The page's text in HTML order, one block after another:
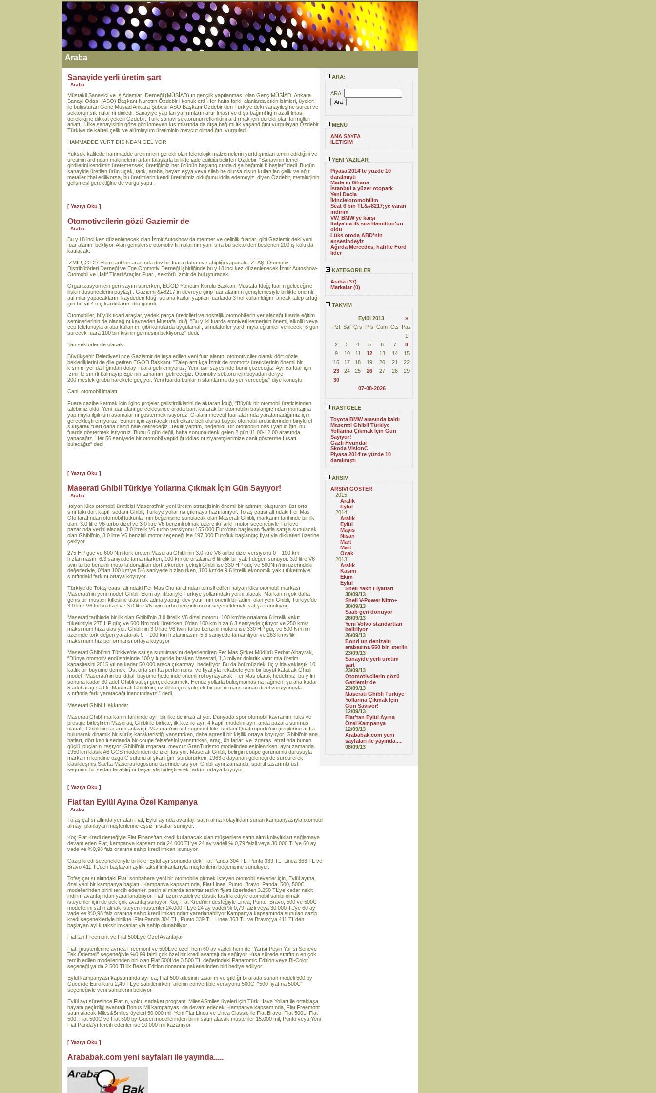
Araba
ARA:
ARA:
MENU
ANA SAYFA
ILETISIM
YENI YAZILAR
Piyasa 2014'te yüzde 10
daralmıştı
Made in Ghana
İstanbul a yüzer otopark
Yeni Dacia
İkincielotomobilim
Seat 6 bin TL&#8217;ye varan
indirim
VW, BMW'ye karşı
İtalya'da ilk sıra Hamilton'un
oldu
Lüks otoda ABD'nin
ensesindeyiz
Ağırda Mercedes, hafifte Ford
lider
KATEGORILER
Araba (37)
Markalar (0)
TAKVIM
Eylül 2013
»
Pzt Sal Çrş Prş Cum Cts
Paz
1
2
3 4 5 6 7
8
9
10 11 12 13 14
15
16
17 18 19 20 21
22
23
24 25 26 27 28
29
30
07-08-2026
RASTGELE
Toyota BMW arasında kaldı
Maserati Ghibli Türkiye
Yollarına Çıkmak İçin Gün
Sayıyor!
Gazlı Hyundai
Skoda VisionC
Piyasa 2014'te yüzde 10
daralmıştı
ARSIV
ARSIVI GOSTER
2015
Aralık
Eylül
2014
Aralık
Eylül
Mayıs
Nisan
Mart
Mart
Ocak
2013
Aralık
Kasım
Ekim
Eylül
Shell Yakıt Fiyatları
30/09/13
Shell V-Power Nitro+
30/09/13
Saab geri dönüyor
26/09/13
Yeni Volvo standartları
belirliyor
26/09/13
Bond un denizaltı
arabasına 550 bin sterlin
23/09/13
Sanayide yerli üretim
şart
23/09/13
Otomotivcilerin gözü
Gaziemir de
23/09/13
Maserati Ghibli Türkiye
Yollarına Çıkmak İçin
Gün Sayıyor!
12/09/13
Fiat’tan Eylül Ayına
Özel Kampanya
12/09/13
Arababak.com yeni
sayfaları ile yayında.....
08/09/13
Sanayide yerli üretim şart
- Araba
Müstakil Sanayici ve İş Adamları Derneği (MÜSİAD) ın gençlik yapılanması olan Genç MÜSİAD, Ankara
Sanayi Odası (ASO) Başkanı Nurettin Özdebir i konuk etti. Her hafta farklı alanlarda etkin isimleri, üyeleri
ile buluşturan Genç Müsiad Ankara Şubesi, ASO Başkanı Özdebir den Türkiye deki sanayileşme süreci ve
sektörün sıkıntılarını dinledi. Sanayiye yapılan yatırımların artırılması ve dışa bağımlılığın azaltılması
gerektiğine dikkat çeken Özdebir, Türk sanayi sektörünün etkinliğini arttırmak için gerekli olan formülleri
anlattı. Ülke sanayisinin göze görünmeyen kısımlarında da dışa bağımlılık yaşandığını vurgulayan Özdebir,
Türkiye de kaliteli çelik ve alüminyum üretiminin mevcut olmadığını vurguladı.
HAMMADDE YURT DIŞINDAN GELİYOR
Yüksek kalitede hammadde üretimi için gerekli olan teknolojik malzemelerin yurtdışından temin edildiğini ve
üretimin ardından makinelerin artan talaşlarla birlikte iade edildiği belirten Özdebir, "Sanayinin temel
girdilerini kendimiz üretemezsek, ürettiğimiz her ürünün başlangıcında dışa bağımlılık başlar" dedi. Bugün
sanayide üretilen ürün uçak, tank, araba, beyaz eşya veya silah ne olursa olsun kullanılan çelik ve ağır
metaller ithal ediliyorsa, bu üretimlerin kendi üretimimiz olduğunu iddia edemeyiz, diyen Özdebir, metalurjinin
gelişmesi gerektiğine de vurgu yaptı.
[ Yazıyı Oku ]
Otomotivcilerin gözü Gaziemir de
- Araba
Bu yıl 8 inci kez düzenlenecek olan İzmir Autoshow da mermer ve gelinlik fuarları gibi Gaziemir deki yeni
fuar alanını bekliyor. Alan genişlerse otomotiv firmalarının yanı sıra bu sektörden beslenen 200 iş kolu da
katılacak.
İZMİR, 22-27 Ekim tarihleri arasında dev bir fuara daha ev sahipliği yapacak. İZFAŞ, Otomotiv
Distribütörleri Derneği ve Ege Otomotiv Derneği işbirliğinde bu yıl 8 inci kez düzenlenecek İzmir Autoshow-
Otomobil ve Hafif Ticari Araçlar Fuarı, sektörü İzmir de buluşturacak.
Organizasyon için geri sayım sürerken, EGOD Yönetim Kurulu Başkanı Mustafa İduğ, fuarın geleceğine
ilişkin düşüncelerini paylaştı. Gaziemir&#8217;in devreye girip fuar alanının genişlemesiyle birlikte önemli
atılımlar yapacaklarını kaydeden İduğ, şu ana kadar yapılan fuarlarda 3 hol kullanıldığını ancak talep arttığı
için bu yıl 4 e çıkardıklarını dile getirdi.
Otomobiller, büyük ticari araçlar, yedek parça üreticileri ve nostaljik otomobillerin yer alacağı fuarda eğitim
seminerlerinin de olacağını kaydeden Mustafa İduğ, "Bu yılki fuarda emniyeti kemerinin önemi, alkollü veya
cep telefonuyla araba kullanımı gibi konularda uygulamalı, simülatörler yardımıyla eğitimler verilecek. 6 gün
sürecek fuara 100 bin kişinin gelmesini bekliyoruz" dedi.
Yan sektörler de olacak
Büyükşehir Belediyesi nce Gaziemir de inşa edilen yeni fuar alanını otomotivciler olarak dört gözle
beklediklerini de dile getiren EGOD Başkanı, "Talep arttıkça İzmir de otomotiv üreticilerinin önemli bir
kısmını yer darlığından dolayı fuara getiremiyoruz. Yeni fuar sayesinde bunu çözeceğiz. Ayrıca fuar için
İzmir le sınırlı kalmayıp Ege nin tamamını getireceğiz. Otomotiv sektörü için boyadan deriye
200 meslek grubu harekete geçiyor. Yeni fuarda bunların stantlarına da yer vereceğiz" diye konuştu.
Canlı otomobil imalatı
Fuara cazibe katmak için ilginç projeler geliştirdiklerini de aktaran İduğ, "Büyük bir otomobil üreticisinden
talebimiz oldu. Yeni fuar alanı gerçekleşince orada bant kurarak bir otomobilin başlangıcından montajına
yapımıyla ilgili tüm aşamalarını göstermek istiyoruz. O alanı mevcut fuar alanında yaratamadığımız için
gerçekleştiremiyoruz. Bunun için ayrılacak metrekare belli olursa büyük otomobil üreticilerinden biriyle el
sıkışarak fuarı daha cazip hale getireceğiz. Teklifi yaptım, beğenildi. Bir otomobilin nasıl yapıldığını bu
fuarda göstermek istiyoruz. Bunu 6 gün değil, hafta sonuna denk gelen 2 gün 11.00-12.00 arasında
yapacağız. Her 56 saniyede bir otomobil yapıldığı iddiasını ziyaretçilerimize canlı gösterme fırsatı
bulacağız" dedi.
[ Yazıyı Oku ]
Maserati Ghibli Türkiye Yollarına Çıkmak İçin Gün Sayıyor!
- Araba
İtalyan lüks otomobil üreticisi Maserati’nin yeni üretim stratejisinin önemli bir adımını oluşturan, üst orta
sınıftaki dört kapılı sedanı Ghibli, Türkiye yollarına çıkmaya hazırlanıyor. Tofaş çatısı altındaki Fer Mas
Oto tarafından otomobil tutkunlarının beğenisine sunulacak olan Maserati Ghibli, markanın tarihinde bir ilk
olan, 3.0 litre V6 turbo dizel ve 3.0 litre V6 benzinli olmak üzere iki farklı motor seçeneğiyle Türkiye
pazarında yerini alacak. 3.0 litrelik V6 turbo versiyonu 155.000 Euro’dan başlayan fiyatla satışa sunulacak
olan Ghibli’nin, 3.0 litre V6 benzinli motor seçeneği ise 197.000 Euro’luk başlangıç fiyatıyla dikkatleri üzerine
çekiyor.
275 HP güç ve 600 Nm tork üreten Maserati Ghibli’nin 3.0 litre V6 turbo dizel versiyonu 0 – 100 km
hızlanmasını 6.3 saniyede tamamlarken, 100 km’de ortalama 6 litrelik bir yakıt değeri sunuyor. 3.0 litre V6
twin turbo benzinli motorla donatılan dört tekerden çekişli Ghibli ise 330 HP güç ve 500Nm’nin üzerindeki
değerleriyle, 0’dan 100 km’ye 5.6 saniyede hızlanırken, 100 km’de 9.6 litrelik ekonomik yakıt tüketimiyle
sınıfındaki farkını ortaya koyuyor.
Türkiye’de Tofaş çatısı altındaki Fer Mas Oto tarafından temsil edilen İtalyan lüks otomobil markası
Maserati’nin yeni modeli Ghibli, Ekim ayı itibariyle Türkiye yollarındaki yerini alacak. Markanın çok daha
geniş bir müşteri kitlesine ulaşmak adına yaptığı dev yatırımın önemli bir adımı olan yeni Ghibli, Türkiye’de
3.0 litre V6 turbo dizel ve 3.0 litre V6 twin-turbo benzinli motor seçenekleriyle satışa sunuluyor.
Maserati tarihinde bir ilk olan Ghibli’nin 3.0 litrelik V6 dizel motoru, 100 km’de ortalama 6 litrelik yakıt
tüketimiyle 275 HP güç ve 600 Nm tork üretirken, 0’dan 100 km hıza 6.3 saniyede çıkıyor ve 250 km/s
maksimum hıza ulaşıyor. Ghibli’nin 3.0 litre V6 twin-turbo benzinli motoru ise 330 HP güç ve 500 Nm’nin
üzerinde tork değeri yaratarak 0 – 100 km hızlanmasını 5.6 saniyede tamamlıyor ve 263 km/s’lik
maksimum hız performansı ortaya koyuyor.
Maserati Ghibli’nin Türkiye’de satışa sunulmasını değerlendiren Fer Mas Şirket Müdürü Ferhat Albayrak,
“Dünya otomotiv endüstrisinde 100 yılı geride bırakan Maserati, 1,3 milyar dolarlık yatırımla üretim
kapasitesini 2015 yılına kadar 50.000 araca çıkarmayı hedefliyor. Bu da önümüzdeki üç yılda yaklaşık 10
katlık bir büyüme demek. Üst orta sınıfta performansı ve fiyatıyla rekabete yeni bir boyut katacak Ghibli
modeli, Maserati’nin bu iddialı büyüme hedefinde önemli rol oynayacak. Fer Mas olarak hedefimiz, bu yılın
sonuna kadar 30 adet Ghibli satışı gerçekleştirmek. Henüz yollarla buluşmamasına rağmen, şu ana kadar
5 adet araç sattık. Maserati Ghibli’nin, özellikle çok yüksek bir performans sunan dizel versiyonuyla
sınıfında fark yaratacağı inancındayız.” dedi.
Maserati Ghibli Hakkında:
Maserati Ghibli markanın tarihinde ayrı bir ilke de imza atıyor. Dünyada spor otomobil kavramını lüks ve
prestijle birleştiren Maserati, Ghibli ile birlikte, ilk kez iki ayrı 4 kapılı modelini aynı anda pazara sunmuş
olacak. Ghibli’nin tasarım anlayışı, Maserati’nin üst segment lüks sedanı Quattroporte’nin çizgilerine atıfta
bulunarak dinamik bir sürüş karakteristiği yansıtırken, daha agresif bir kişilik ortaya koyuyor. Ghibli’nin ana
hatları, dört kapılı sedanda bir coupe felsefesini yansıtırken, araç, ön farları ve ızgarası etrafında bunun
güçlü ipuçlarını taşıyor. Ghibli’nin ızgarası, mevcut GranTurismo modelinden esinlenirken, aynı zamanda
1950’leri klasik A6 GCS modelinden de izler taşıyor. Maserati Ghibli, belirgin coupe görünümlü duruşuyla
markanın kendine özgü C sütunu alışkanlığını sürdürürken, 1963’e dayanan geleneği de sürdürerek,
klasikleşmiş Saetta Maserati logosunu üzerinde taşıyor. Ghibli aynı zamanda, sportif tasarımla üst
segment bir sedan ferahlığını başarıyla birleştirerek farkını ortaya koyuyor.
[ Yazıyı Oku ]
Fiat’tan Eylül Ayına Özel Kampanya
- Araba
Tofaş çatısı altında yer alan Fiat, Eylül ayında avantajlı satın alma kolaylıkları sunan kampanyasıyla otomobil
almayı planlayan müşterilerine eşsiz fırsatlar sunuyor.
Koç Fiat Kredi desteğiyle Fiat Finans’tan kredi kullanacak olan müşterilere satın alım kolaylıkları sağlamaya
devam eden Fiat, kampanya kapsamında 24.000 TL’ye 24 ay vadeli % 0,79 faizli veya 30.000 TL’ye 60 ay
vade ve %0,98 faiz oranına sahip kredi imkanı sunuyor.
Cazip kredi seçenekleriyle birlikte, Eylül ayı sonunda dek Fiat Panda 304 TL, Punto 339 TL, Linea 363 TL ve
Bravo 411 TL’den başlayan aylık taksit imkanlarıyla müşterilerin beğenisine sunuluyor.
Tofaş çatısı altındaki Fiat, sonbahara yeni bir otomobille girmek isteyen otomobil severler için, Eylül ayına
özel yeni bir kampanya başlattı. Kampanya kapsamında, Fiat Linea, Punto, Bravo, Panda, 500, 500C
modellerinden birini tercih edenler, peşin alımlarda anahtar teslim fiyatı üzerinden 3.250 TL’ye kadar nakit
indirim avantajından yararlanabiliyor. Fiat, uzun vadeli ve düşük faizli krediyle otomobil sahibi olmak
isteyenler için de pek çok avantaj sunuyor. Koç Fiat Kredi’nin desteğiyle Linea, Punto, Bravo, 500 ve 500C
modellerini satın almak isteyen müşteriler 24.000 TL’ye 24 ay vadeli % 0,79 faizli veya 30.000 TL’ye 60 ay
vade ve %0,98 faiz oranına sahip kredi imkanından yararlanabiliyor.Kampanya kapsamında sunulan cazip
kredi seçenekleriyle birlikte, Fiat Panda 304 TL, Punto 339 TL, Linea 363 TL ve Bravo;’ya 411 TL’den
başlayan aylık taksit imkanlarıyla sahip olunabiliyor.
Fiat’tan Freemont ve Fiat 500L’ye Özel Avantajlar
Fiat, müşterilerine ayrıca Freemont ve 500L’ye özel, hem 60 ay vadeli hem de “Yarısı Peşin Yarısı Seneye
Tek Ödemeli” seçeneğiyle %0,99 faizli çok özel bir kredi avantajı da sağlıyor. Kısa sürede sınıfının en çok
tercih edilen modellerinden biri olan Fiat 500L’de 3.500 TL değerindeki Panaromic Edition veya Bi-Color
seçeneği ya da 2.500 TL’lik Beats Edition donanım paketlerinden biri hediye ediliyor.
Eylül kampanyası kapsamında ayrıca, Fiat 500 ailesinin tasarım ve şıklığı birarada sunan modeli 500 by
Gucci’de Euro kuru 2,49 TL’ye sabitlenirken, ailenin convertible versiyonu 500C, “500 fiyatına 500C”
seçeneğiyle yeni sahiplerini bekliyor.
Eylül ayı süresince Fiat’ın, yolcu sadakat programı Miles&Smiles üyeleri için Türk Hava Yolları ile ortaklaşa
hayata geçirdiği avantajlı Bonus Mil kampanyası da devam edecek. Kampanya kapsamında, Fiat Freemont
satın alacak Miles&Smiles üyeleri 50.000 mil, Yeni Fiat Linea ve Linea Classic ile Fiat Bravo, Fiat 500L, Fiat
500, Fiat 500C ve Fiat 500 by Gucci modellerinden birini satın alacak müşteriler 15.000 mil; Punto veya Yeni
Fiat Panda’yı tercih edenler ise 10.000 mil kazanıyor.
[ Yazıyı Oku ]
Arababak.com yeni sayfaları ile yayında.....